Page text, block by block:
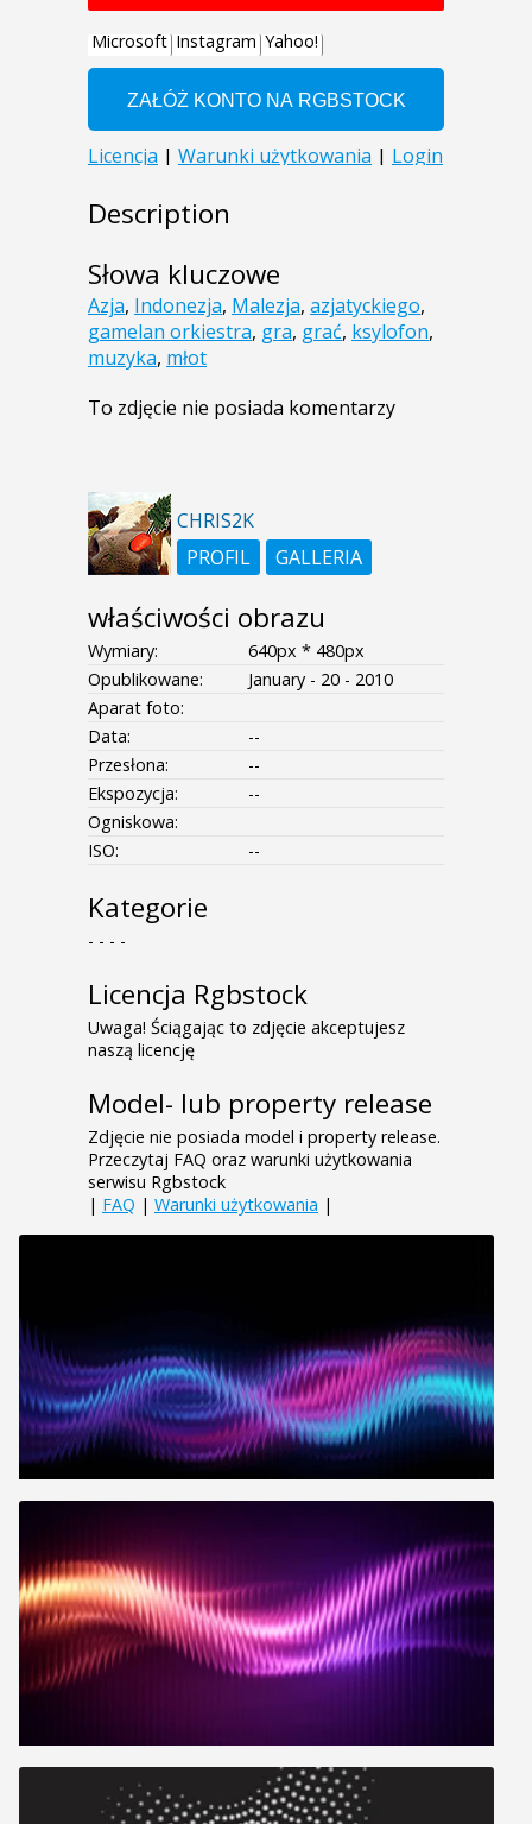
Description
Słowa kluczowe
Azja, Indonezja, Malezja, azjatyckiego,
gamelan orkiestra, gra, grać, ksylofon,
muzyka, młot
To zdjęcie nie posiada komentarzy
CHRIS2K
PROFIL
GALLERIA
właściwości obrazu
Wymiary:
640px * 480px
Opublikowane:
January - 20 - 2010
Aparat foto:
Data:
--
Przesłona:
--
Ekspozycja:
--
Ogniskowa:
ISO:
--
Kategorie
- - - -
Licencja Rgbstock
Uwaga! Ściągając to zdjęcie akceptujesz
naszą licencję
Model- lub property release
Zdjęcie nie posiada model i property release.
Przeczytaj FAQ oraz warunki użytkowania
serwisu Rgbstock
| FAQ | Warunki użytkowania |